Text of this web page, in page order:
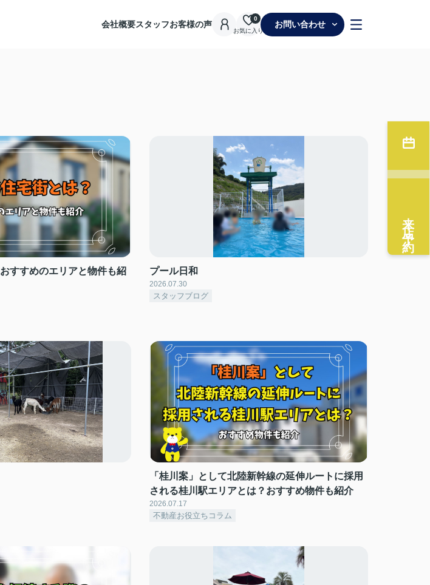
会社概要スタッフお客様の声
お気に入り
0
お問い合わせ
すすめのエリアと物件も紹
プール日和
2026.07.30
スタッフブログ
「桂川案」として北陸新幹線の延伸ルートに採用
される桂川駅エリアとは？おすすめ物件も紹介
2026.07.17
不動産お役立ちコラム
来店予約